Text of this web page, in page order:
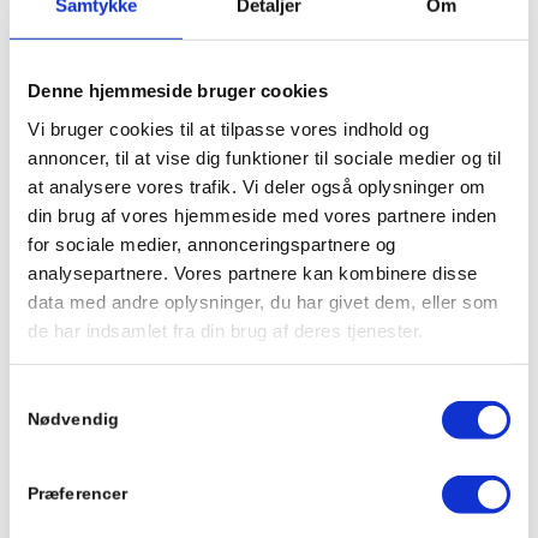
Samtykke Detaljer Om
Denne hjemmeside bruger cookies
Vi bruger cookies til at tilpasse vores indhold og
annoncer, til at vise dig funktioner til sociale medier og til
at analysere vores trafik. Vi deler også oplysninger om
din brug af vores hjemmeside med vores partnere inden
for sociale medier, annonceringspartnere og
analysepartnere. Vores partnere kan kombinere disse
data med andre oplysninger, du har givet dem, eller som
de har indsamlet fra din brug af deres tjenester.
Nødvendig
Præferencer
Dine arbejdsopgaver vil være at styrke den daglige drift,
både på kontoret og ude på vejene. Arbejdsopgaverne
varierer, men vores fornemmeste opgave er at sikre at
opgaven bliver løst på den bedst mulige måde.
ERFARING
Erfaring inden for logistik, planlægning, økonomi,
en stærk baggrund i disse områder og ønsker at være en
del af et engageret team, vil vi meget gerne høre fra